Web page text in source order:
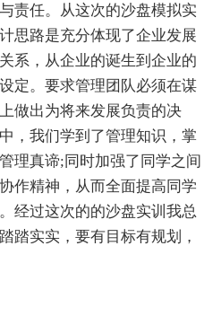
责任。从这次的沙盘模拟实
思路是充分体现了企业发展
系，从企业的诞生到企业的
定。要求管理团队必须在谋
做出为将来发展负责的决
，我们学到了管理知识，掌
理真谛;同时加强了同学之间
作精神，从而全面提高同学
经过这次的的沙盘实训我总
踏实实，要有目标有规划，